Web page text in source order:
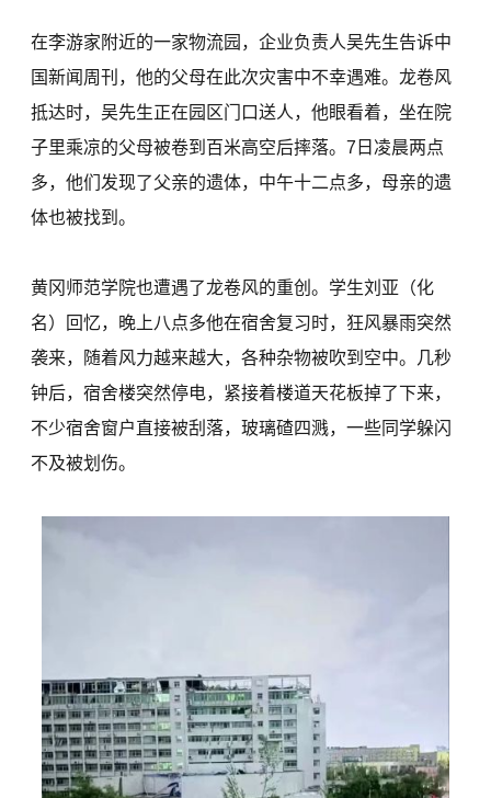
在李游家附近的一家物流园，企业负责人吴先生告诉中
国新闻周刊，他的父母在此次灾害中不幸遇难。龙卷风
抵达时，吴先生正在园区门口送人，他眼看着，坐在院
子里乘凉的父母被卷到百米高空后摔落。7日凌晨两点
多，他们发现了父亲的遗体，中午十二点多，母亲的遗
体也被找到。
黄冈师范学院也遭遇了龙卷风的重创。学生刘亚（化
名）回忆，晚上八点多他在宿舍复习时，狂风暴雨突然
袭来，随着风力越来越大，各种杂物被吹到空中。几秒
钟后，宿舍楼突然停电，紧接着楼道天花板掉了下来，
不少宿舍窗户直接被刮落，玻璃碴四溅，一些同学躲闪
不及被划伤。